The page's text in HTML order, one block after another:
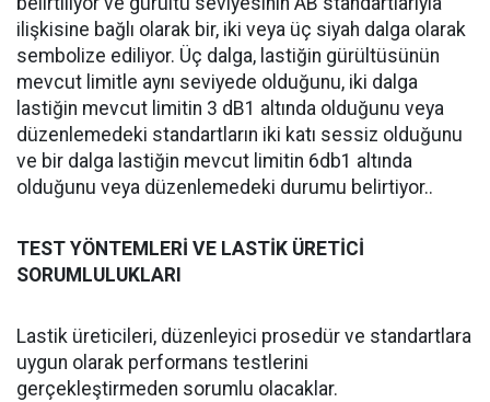
ilişkisine bağlı olarak bir, iki veya üç siyah dalga olarak
sembolize ediliyor. Üç dalga, lastiğin gürültüsünün
mevcut limitle aynı seviyede olduğunu, iki dalga
lastiğin mevcut limitin 3 dB1 altında olduğunu veya
düzenlemedeki standartların iki katı sessiz olduğunu
ve bir dalga lastiğin mevcut limitin 6db1 altında
olduğunu veya düzenlemedeki durumu belirtiyor..
TEST YÖNTEMLERİ VE LASTİK ÜRETİCİ
SORUMLULUKLARI
Lastik üreticileri, düzenleyici prosedür ve standartlara
uygun olarak performans testlerini
gerçekleştirmeden sorumlu olacaklar.